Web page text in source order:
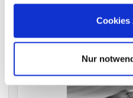
gesammelt haben.
Cookies
Nur
Die nächsten